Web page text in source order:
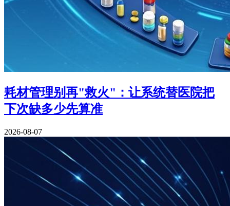
耗材管理别再"救火"：让系统替医院把
下次缺多少先算准
2026-08-07